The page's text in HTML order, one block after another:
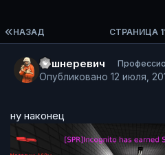
ПЕРВАЯ СТРАНИЦА
НАЗАД СТРАНИЦА
Кушнеревич
Опубликовано 12 июля,
ну наконец